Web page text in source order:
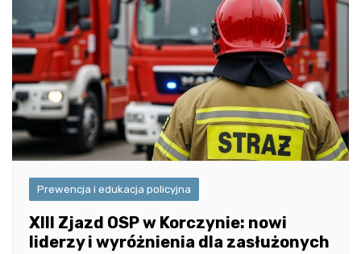
Prewencja i edukacja policyjna
XIII Zjazd OSP w Korczynie: nowi
liderzy i wyróżnienia dla zasłużonych